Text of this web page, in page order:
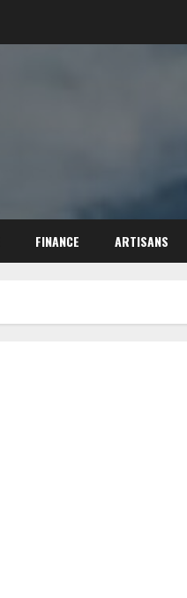
FINANCE ARTISANS